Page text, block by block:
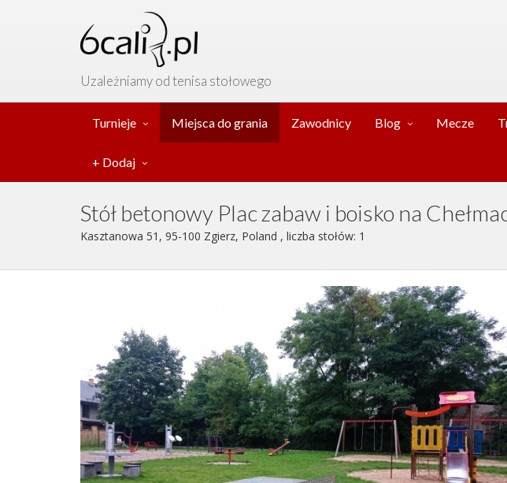
Uzależniamy od tenisa stołowego
Turnieje Miejsca do grania Zawodnicy Blog Mecze
+ Dodaj
Stół betonowy Plac zabaw i boisko na
Kasztanowa 51, 95-100 Zgierz, Poland , liczba stołów: 1